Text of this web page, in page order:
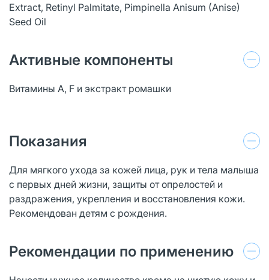
Extract, Retinyl Palmitate, Pimpinella Anisum (Anise)
Seed Oil
Активные компоненты
Витамины А, F и экстракт ромашки
Показания
Для мягкого ухода за кожей лица, рук и тела малыша
с первых дней жизни, защиты от опрелостей и
раздражения, укрепления и восстановления кожи.
Рекомендован детям с рождения.
Рекомендации по применению